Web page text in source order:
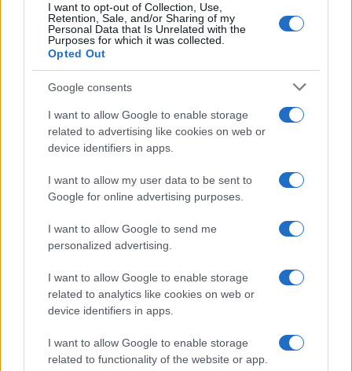
I want to opt-out of Collection, Use,
Retention, Sale, and/or Sharing of my
Personal Data that Is Unrelated with the
Purposes for which it was collected.
Opted Out
Google consents
I want to allow Google to enable storage
related to advertising like cookies on web or
device identifiers in apps.
I want to allow my user data to be sent to
Google for online advertising purposes.
I want to allow Google to send me
personalized advertising.
I want to allow Google to enable storage
related to analytics like cookies on web or
device identifiers in apps.
I want to allow Google to enable storage
related to functionality of the website or app.
Zabrinutost proizlazi iz mogućnosti da region bude
uključen u evropski ekonomski prostor, ali bez
stvarnog uticaja na donošenje ključnih odluka na
nivou Evropske unije.
Zbog toga mnogi smatraju da će uspjeh ovog
prijedloga zavisiti od toga hoće li postepena
integracija zaista voditi ka punopravnom članstvu
ili će postati njegova dugoročna zamjena.
Napredak se nagrađuje, ali može
biti i poništen
Važan dio prijedloga predstavlja princip
reverzibilnosti.
Prema tom modelu, države koje ostvaruju napredak
dobijale bi dodatne pogodnosti i pristup evropskim